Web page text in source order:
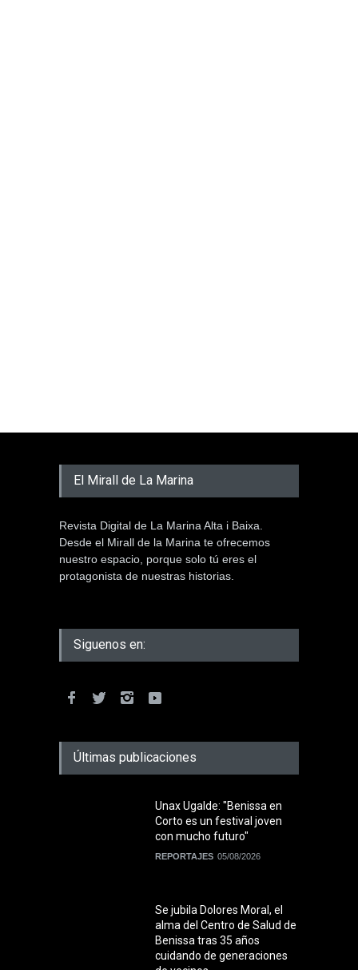
El Mirall de La Marina
Revista Digital de La Marina Alta i Baixa.
Desde el Mirall de la Marina te ofrecemos
nuestro espacio, porque solo tú eres el
protagonista de nuestras historias.
Siguenos en:
Últimas publicaciones
Unax Ugalde: "Benissa en
Corto es un festival joven
con mucho futuro"
REPORTAJES 05/08/2026
Se jubila Dolores Moral, el
alma del Centro de Salud de
Benissa tras 35 años
cuidando de generaciones